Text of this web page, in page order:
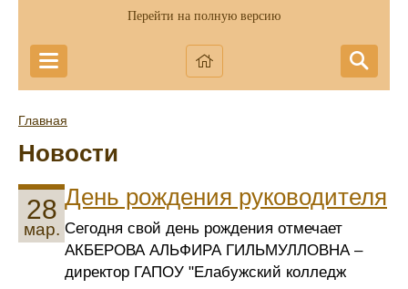
Перейти на полную версию
Главная
Новости
28
мар.
День рождения руководителя
Сегодня свой день рождения отмечает
АКБЕРОВА АЛЬФИРА ГИЛЬМУЛЛОВНА –
директор ГАПОУ "Елабужский колледж